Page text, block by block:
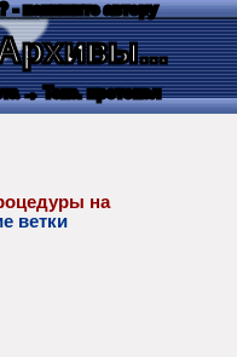
- напишите автору
→ Текс. протокол
на
ветки